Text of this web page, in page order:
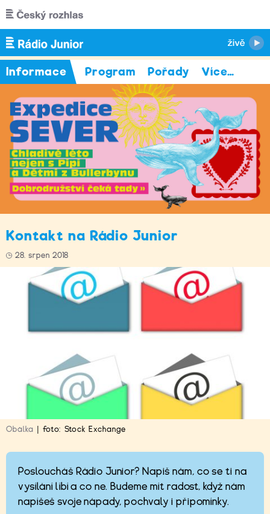
Přejít k hlavnímu obsahu
Informace Program Pořady Více…
Kontakt na Rádio Junior
28. srpen 2018
Obálka foto: Stock Exchange
Posloucháš Rádio Junior? Napiš nám, co se ti na
vysílání líbí a co ne. Budeme mít radost, když nám
napíšeš svoje nápady, pochvaly i připomínky.